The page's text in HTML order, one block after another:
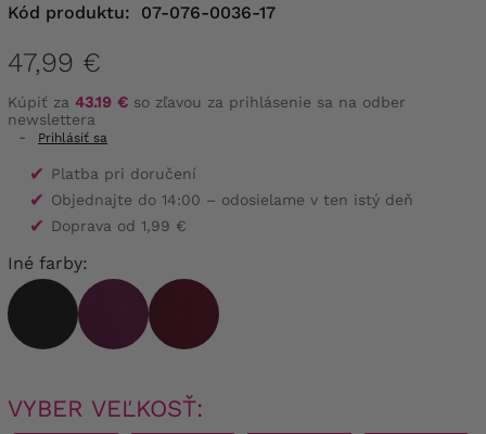
Kód produktu: 07-076-0036-17
47,99 €
Kúpiť za 43.19 € so zľavou za prihlásenie sa na odber
newslettera
-
Prihlásiť sa
✔ Platba pri doručení
✔ Objednajte do 14:00 – odosielame v ten istý deň
✔ Doprava od 1,99 €
Iné farby:
VYBER VEĽKOSŤ: